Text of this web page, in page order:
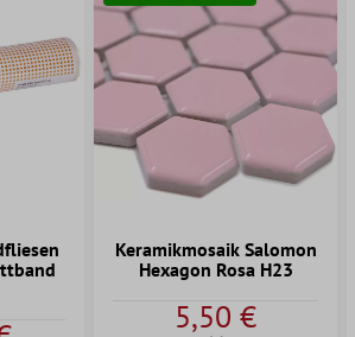
Keramikmosaik Salomon
Hexagon Rosa H23
5,50 €